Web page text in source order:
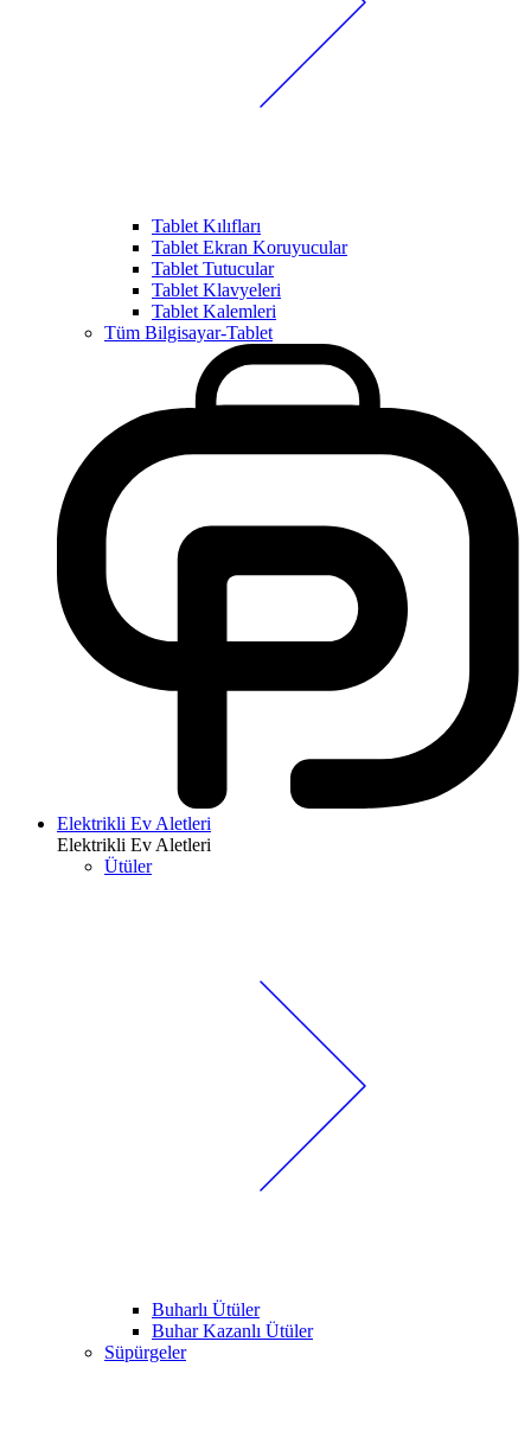
Tablet Kılıfları
Tablet Ekran Koruyucular
Tablet Tutucular
Tablet Klavyeleri
Tablet Kalemleri
Tüm Bilgisayar-Tablet
Elektrikli Ev Aletleri
Elektrikli Ev Aletleri
Ütüler
Buharlı Ütüler
Buhar Kazanlı Ütüler
Süpürgeler